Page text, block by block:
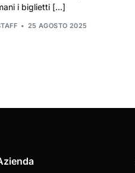
i biglietti […]
25 AGOSTO 2025